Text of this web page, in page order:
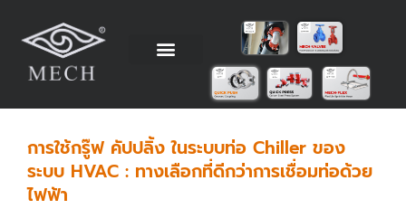
content
การใช้กรู๊ฟ คัปปลิ้ง ในระบบท่อ Chiller ของ
ระบบ HVAC : ทางเลือกที่ดีกว่าการเชื่อมท่อด้วย
ไฟฟ้า